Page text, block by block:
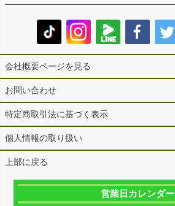
会社概要ページを見る
お問い合わせ
特定商取引法に基づく表示
個人情報の取り扱い
上部に戻る
営業日カレンダー